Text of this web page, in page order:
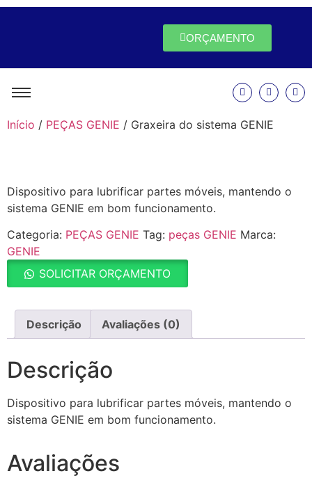
ORÇAMENTO
Início / PEÇAS GENIE / Graxeira do sistema GENIE
Dispositivo para lubrificar partes móveis, mantendo o
sistema GENIE em bom funcionamento.
Categoria: PEÇAS GENIE Tag: peças GENIE Marca:
GENIE
SOLICITAR ORÇAMENTO
Descrição Avaliações (0)
Descrição
Dispositivo para lubrificar partes móveis, mantendo o
sistema GENIE em bom funcionamento.
Avaliações